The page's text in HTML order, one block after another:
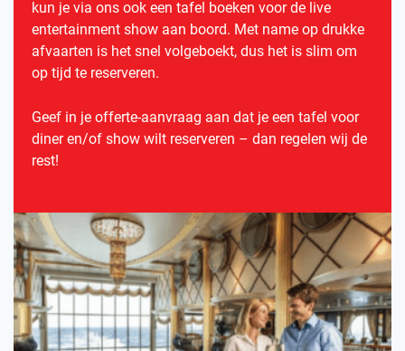
kun je via ons ook een tafel boeken voor de live
entertainment show aan boord. Met name op drukke
afvaarten is het snel volgeboekt, dus het is slim om
op tijd te reserveren.
Geef in je offerte-aanvraag aan dat je een tafel voor
diner en/of show wilt reserveren – dan regelen wij de
rest!